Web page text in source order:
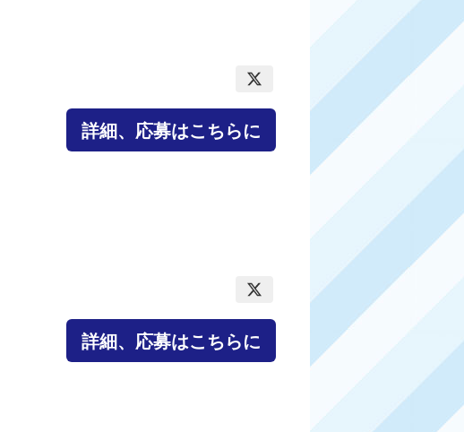
詳細、応募はこちらに
詳細、応募はこちらに